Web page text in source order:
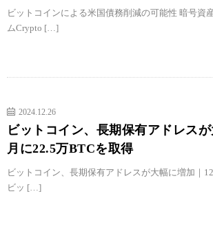
ビットコインによる米国債務削減の可能性 暗号資
ムCrypto […]
2024.12.26
ビットコイン、長期保有アドレス
月に22.5万BTCを取得
ビットコイン、長期保有アドレスが大幅に増加｜
ビッ […]